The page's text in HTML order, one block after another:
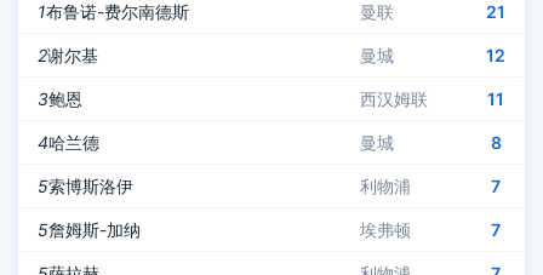
1布鲁诺-费尔南德斯 曼联 21
2谢尔基 曼城 12
3鲍恩 西汉姆联 11
4哈兰德 曼城 8
5索博斯洛伊 利物浦 7
5詹姆斯-加纳 埃弗顿 7